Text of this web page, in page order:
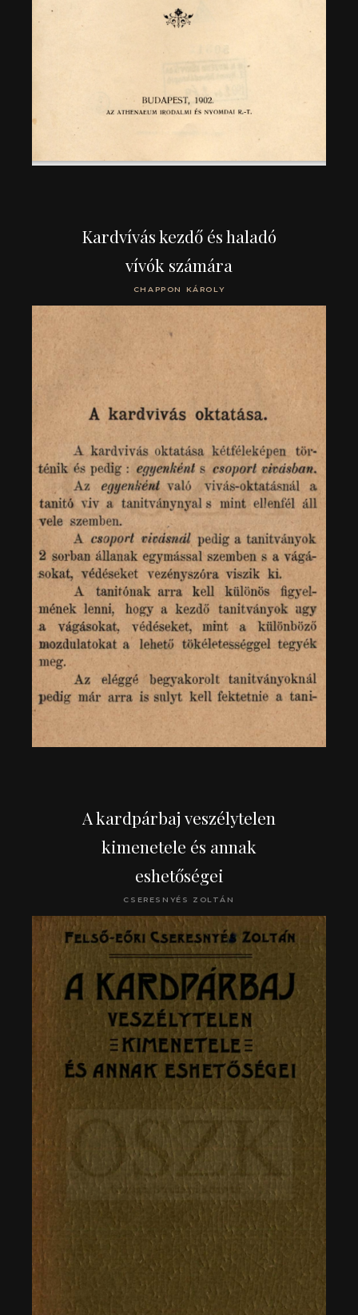
Kardvívás kezdő és haladó
vívók számára
CHAPPON KÁROLY
A kardpárbaj veszélytelen
kimenetele és annak
eshetőségei
CSERESNYÉS ZOLTÁN